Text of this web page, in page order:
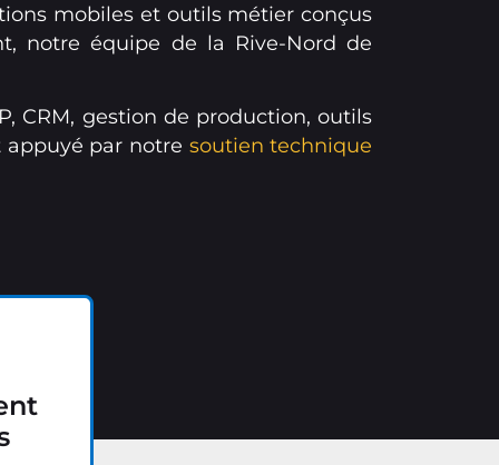
mobiles et outils métier conçus
notre équipe de la Rive-Nord de
CRM, gestion de production, outils
par notre soutien technique